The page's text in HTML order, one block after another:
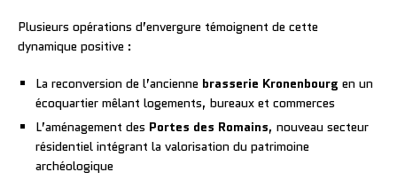
Plusieurs opérations d’envergure témoignent de cette
dynamique positive :
La reconversion de l’ancienne brasserie Kronenbourg en un
écoquartier mêlant logements, bureaux et commerces
L’aménagement des Portes des Romains, nouveau secteur
résidentiel intégrant la valorisation du patrimoine
archéologique